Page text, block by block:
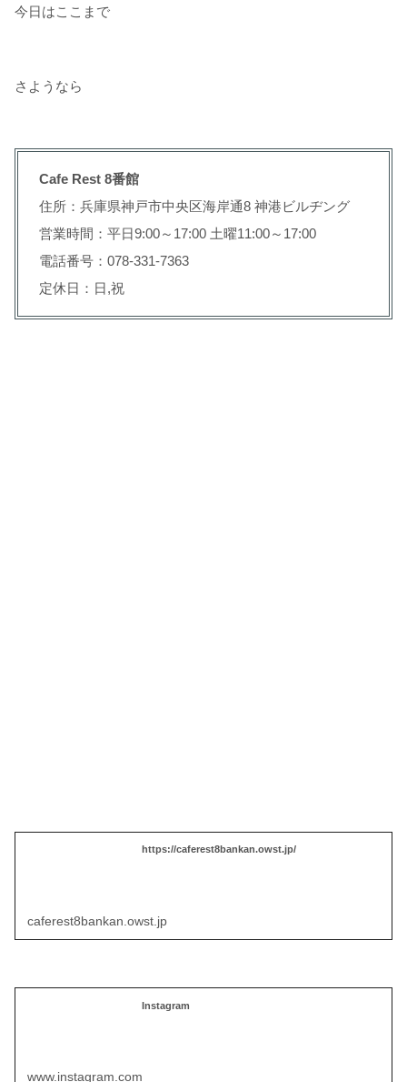
今日はここまで
さようなら
Cafe Rest 8番館
住所：兵庫県神戸市中央区海岸通8 神港ビルヂング
営業時間：平日9:00～17:00 土曜11:00～17:00
電話番号：078-331-7363
定休日：日,祝
https://caferest8bankan.owst.jp/
caferest8bankan.owst.jp
Instagram
www.instagram.com